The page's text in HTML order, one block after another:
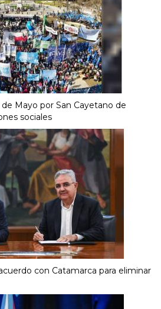
Mayo por San Cayetano de
sociales
con Catamarca para eliminar